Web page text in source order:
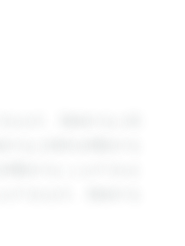
ます。登録すると回
ると回答を閲覧する
覧することができま
できます。登録する